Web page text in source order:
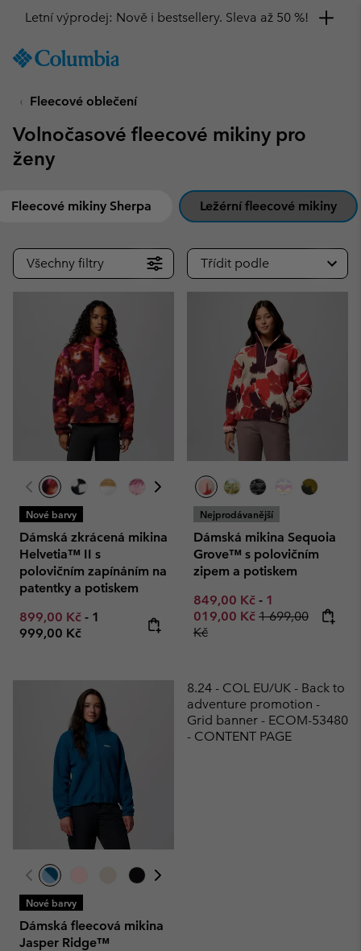
TO
SKIP
MAIN
SEARCH
Získejte 10% slevu
Fleecové oblečení
Volnočasové fleecové mikiny pro
ženy
Fleecové mikiny Sherpa Ležérní fleecové mikiny
Všechny filtry Třídit podle
Nové barvy
Dámská zkrácená mikina
Helvetia™ II s
polovičním zapínáním na
patentky a potiskem
Minimum sale price:
899,00 Kč - Maximum price:
1
999,00 Kč
Nejprodávanější
Dámská mikina Sequoia
Grove™ s polovičním
zipem a potiskem
Minimum sale price:
849,00 Kč - Maximum sale
1
019,00 Kč Regular price:
1 699,00
Kč
Nové barvy
Dámská fleecová mikina
Jasper Ridge™
8.24 - COL EU/UK - Back to
adventure promotion -
Grid banner - ECOM-53480
- CONTENT PAGE